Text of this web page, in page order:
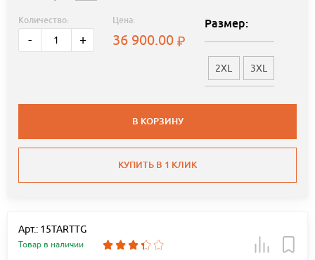
Количество:
- +
Цена:
36 900.00
Размер:
2XL 3XL
В КОРЗИНУ
КУПИТЬ В 1 КЛИК
Арт.: 15TARTTG
Товар в наличии